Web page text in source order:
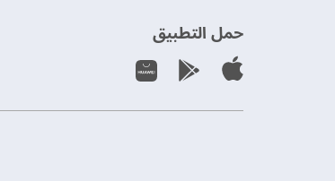
حمل التطبيق